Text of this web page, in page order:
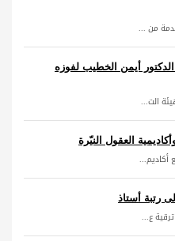
من ...
أيمن الخطيب لفوزه
الت...
العقول النيّرة
أكاديم...
رتبة أستاذ
ع...